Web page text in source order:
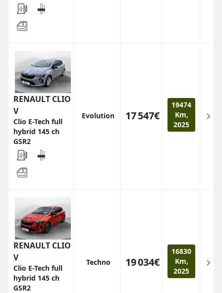
RENAULT CLIO
V
Clio E-Tech full
hybrid 145 ch
GSR2
Evolution 17 547€
19474
Km,
2025
RENAULT CLIO
V
Clio E-Tech full
hybrid 145 ch
GSR2
Techno 19 034€
16830
Km,
2025